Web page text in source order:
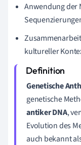
Anwendung der
kultureller
Genetische
genetische
antiker DNA,
Evolution des
auch bekannt